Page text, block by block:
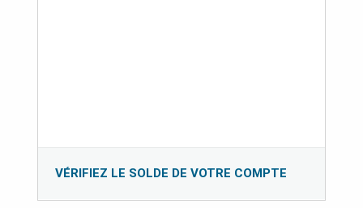
VÉRIFIEZ LE SOLDE DE VOTRE COMPTE